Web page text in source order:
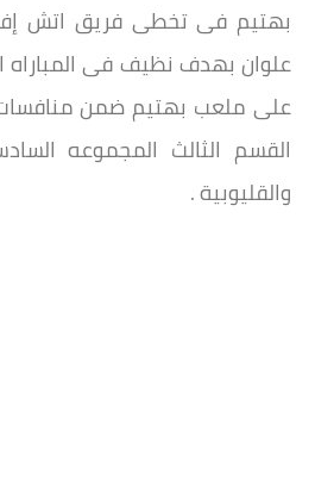
بهتيم فى تخطى فريق اتش
علوان بهدف نظيف فى
القسم الثالث المجموعه
والقليوبية .